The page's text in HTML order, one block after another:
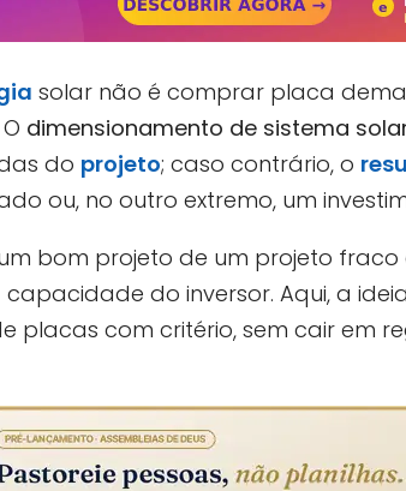
solar não é comprar placa
dimensionamento de sistema
do projeto; caso contrário, o
ou, no outro extremo, um
bom projeto de um projeto fraco
do inversor. Aqui, a
placas com critério, sem cair em